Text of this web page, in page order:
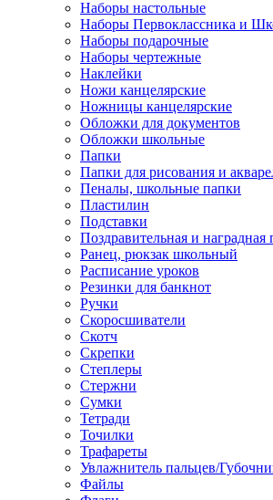
Наборы настольные
Наборы Первоклассника и
Наборы подарочные
Наборы чертежные
Наклейки
Ножи канцелярские
Ножницы канцелярские
Обложки для документов
Обложки школьные
Папки
Папки для рисования и
Пеналы, школьные папки
Пластилин
Подставки
Поздравительная и наградная
Ранец, рюкзак школьный
Расписание уроков
Резинки для банкнот
Ручки
Скоросшиватели
Скотч
Скрепки
Степлеры
Стержни
Сумки
Тетради
Точилки
Трафареты
Увлажнитель пальцев/
Файлы